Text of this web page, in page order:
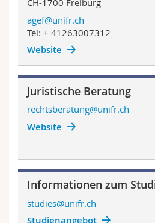
CH-1700 Freiburg
agef@unifr.ch
Tel: + 41263007312
Website
Juristische Beratung
rechtsberatung@unifr.ch
Website
Informationen zum
studies@unifr.ch